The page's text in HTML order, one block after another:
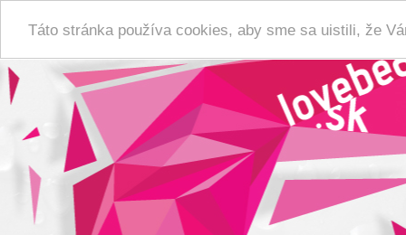
Táto stránka používa cookies, aby sme sa uistili, že